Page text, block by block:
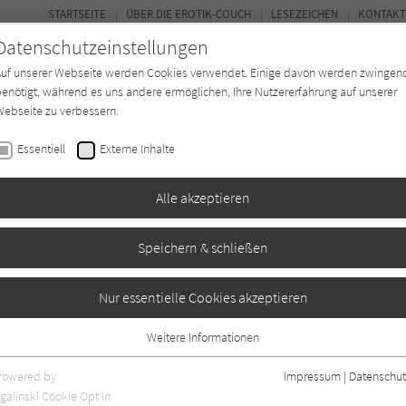
Autor*in Verlage Magazin
STARTSEITE ÜBER DIE EROTIK-COUCH LESEZEICHEN KONTAKT
des Prinzen
unserer Webseite werden Cookies verwendet. Einige davon werden
während es uns andere ermöglichen, Ihre Nutzererfahrung auf unserer
zu verbessern.
Essentiell Externe Inhalte
Alle akzeptieren
Speichern & schließen
Nur essentielle Cookies akzeptieren
Essentielle Cookies werden für grundlegende Funktionen der Webseite
benötigt. Dadurch ist gewährleistet, dass die Webseite einwandfrei
Weitere Informationen
by
Cookie Opt In
Impressum |